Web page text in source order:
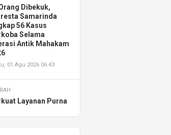
Dibekuk,
Samarinda
56 Kasus
Selama
Antik Mahakam
01 Agu 2026 06:43
Layanan Purna
AHASS